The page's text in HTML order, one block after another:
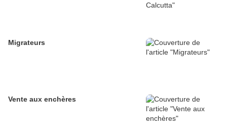
Migrateurs
Vente aux enchères